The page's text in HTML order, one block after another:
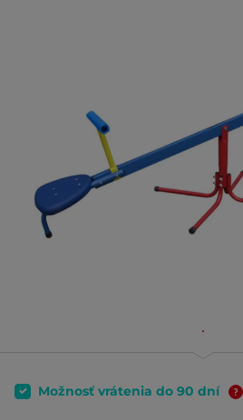
Možnosť vrátenia do 90 dní